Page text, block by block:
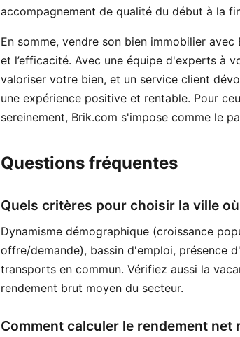
accompagnement de qualité du début à la
En somme, vendre son bien immobilier avec
et l’efficacité. Avec une équipe d'experts à
valoriser votre bien, et un service client
une expérience positive et rentable. Pour
sereinement, Brik.com s'impose comme le
Questions fréquentes
Quels critères pour choisir la ville
Dynamisme démographique (croissance
offre/demande), bassin d'emploi, présence
transports en commun. Vérifiez aussi la
rendement brut moyen du secteur.
Comment calculer le rendement net